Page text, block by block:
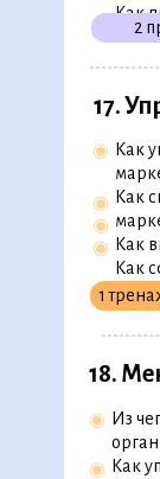
Как
2
17.
Как
Как
Как
Как
1
◉
◉
◉
◉
18.
Из
Как
◉
◉